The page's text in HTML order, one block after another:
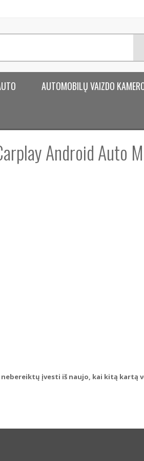
AUTOMOBILŲ VAIZDO
Android Auto
įvesti iš naujo, kai kitą kartą